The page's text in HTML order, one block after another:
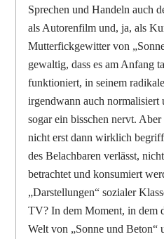
Sprechen und Handeln auch
als Autorenfilm und, ja, als
Mutterfickgewitter von
gewaltig, dass es am Anfang
funktioniert, in seinem
irgendwann auch
sogar ein bisschen nervt.
nicht erst dann wirklich
des Belachbaren verlässt,
betrachtet und konsumiert
„Darstellungen“ sozialer
TV? In dem Moment, in dem
Welt von „Sonne und Beton“